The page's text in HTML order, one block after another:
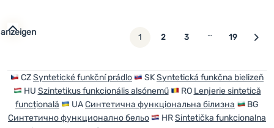
1 2 3 … 19 weiter
CZSyntetické funkční prádlo SKSyntetická funkčna bielizeň
HU Szintetikus funkcionális alsónemű RO Lenjerie sintetică
funcțională
UAСинтетична функціональна білизна
BG
Синтетично функционално бельо
HRSintetička funkcionalna